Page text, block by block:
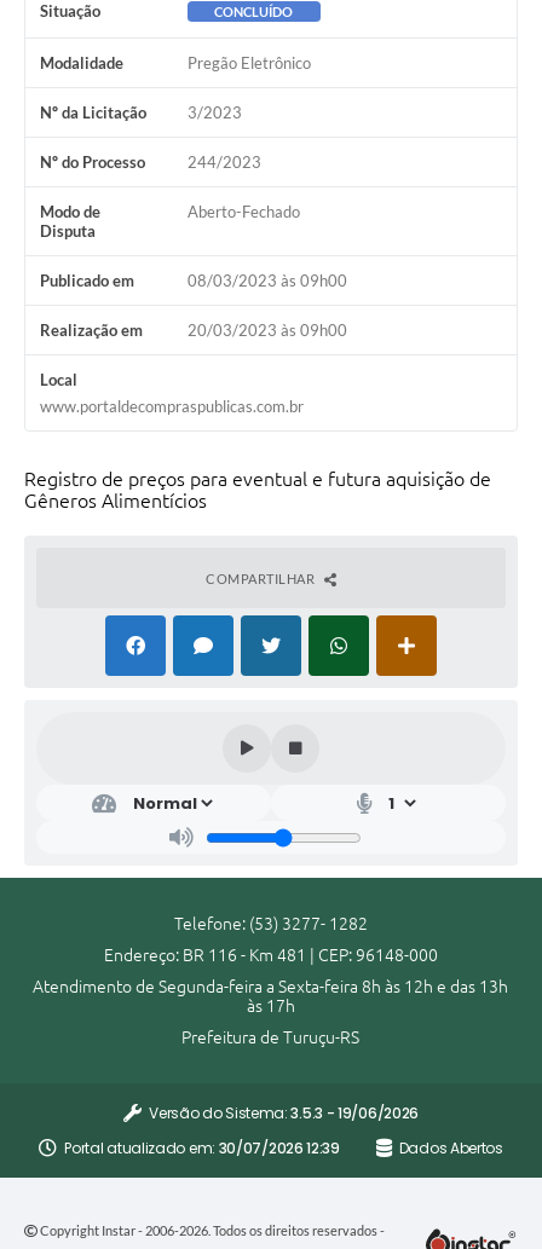
Notícias
Contato
Situação CONCLUÍDO
Modalidade Pregão Eletrônico
Nº da Licitação 3/2023
Nº do Processo 244/2023
Modo de
Disputa
Aberto-Fechado
Publicado em 08/03/2023 às 09h00
Realização em 20/03/2023 às 09h00
Local
www.portaldecompraspublicas.com.br
Registro de preços para eventual e futura aquisição de
Gêneros Alimentícios
COMPARTILHAR
Telefone: (53) 3277- 1282
Endereço: BR 116 - Km 481 | CEP: 96148-000
Atendimento de Segunda-feira a Sexta-feira 8h às 12h e das 13h
às 17h
Prefeitura de Turuçu-RS
Versão do Sistema:3.5.3 - 19/06/2026
Portal atualizado em: 30/07/2026 12:39 Dados Abertos
Copyright Instar - 2006-2026. Todos os direitos reservados -